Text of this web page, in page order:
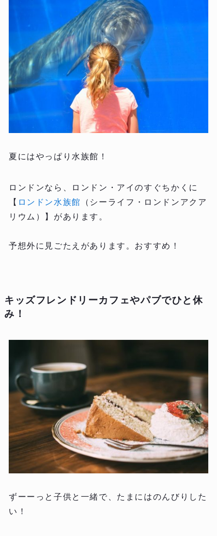
夏にはやっぱり水族館！
ロンドンなら、ロンドン・アイのすぐちかくに
【 ロンドン水族館 （シーライフ・ロンドンアクア
リウム）】があります。
予想外に見ごたえがあります。おすすめ！
キッズフレンドリーカフェやパブでひと休
み！
ずーーっと子供と一緒で、たまにはのんびりした
い！